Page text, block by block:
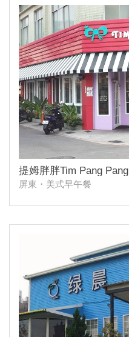
提姆胖胖Tim Pang Pang
屏東・美式早午餐